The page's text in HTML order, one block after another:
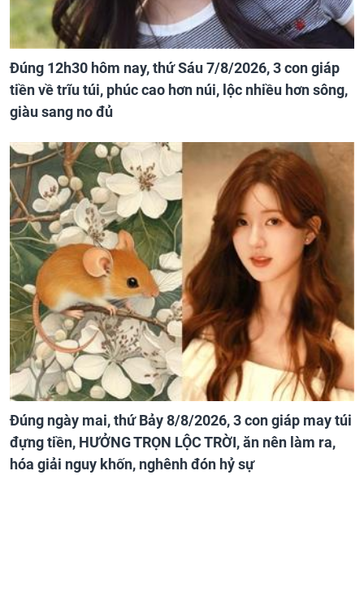
Đúng 12h30 hôm nay, thứ Sáu 7/8/2026, 3 con giáp
tiền về trĩu túi, phúc cao hơn núi, lộc nhiều hơn sông,
giàu sang no đủ
Đúng ngày mai, thứ Bảy 8/8/2026, 3 con giáp may túi
đựng tiền, HƯỞNG TRỌN LỘC TRỜI, ăn nên làm ra,
hóa giải nguy khốn, nghênh đón hỷ sự